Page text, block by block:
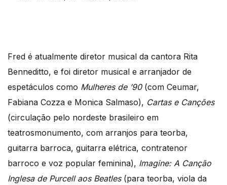
Fred é atualmente diretor musical da cantora Rita
Benneditto, e foi diretor musical e arranjador de
espetáculos como Mulheres de ’90(com Ceumar,
Fabiana Cozza e Monica Salmaso), Cartas e Canções
(circulação pelo nordeste brasileiro em
teatrosmonumento, com arranjos para teorba,
guitarra barroca, guitarra elétrica, contratenor
barroco e voz popular feminina), Imagine: A Canção
Inglesa de Purcell aos Beatles(para teorba, viola da